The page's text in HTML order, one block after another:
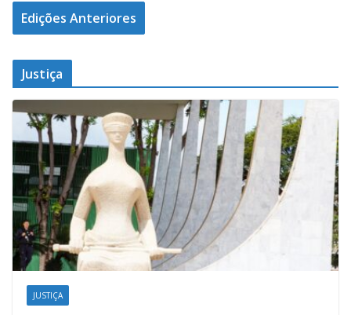
Edições Anteriores
Justiça
JUSTIÇA